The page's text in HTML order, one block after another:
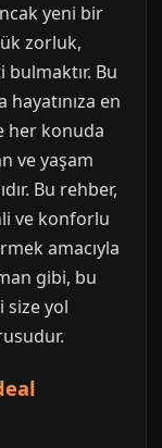
yeni bir
zorluk,
Bu
en
her konuda
ve yaşam
Bu rehber,
ve konforlu
amacıyla
gibi, bu
size yol